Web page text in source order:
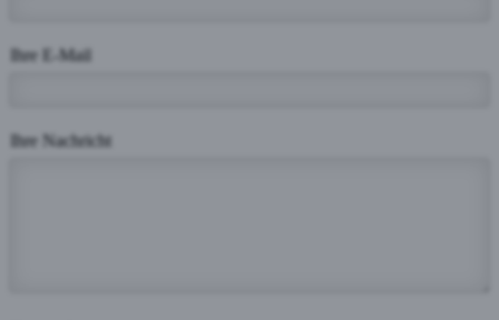
Ihre E-Mail
Ihre Nachricht